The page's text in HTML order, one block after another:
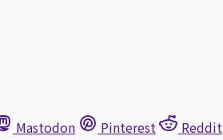
Mastodon Pinterest Reddit